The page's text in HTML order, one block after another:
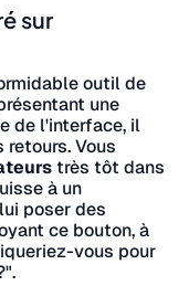
sur
outil de
une
de l'interface, il
Vous
très tôt dans
à un
poser des
ce bouton, à
vous pour